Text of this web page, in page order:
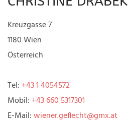
Kreuzgasse 7
1180 Wien
Österreich
Tel: +43 1 4054572
Mobil: +43 660 5317301
E-Mail:wiener.geflecht@gmx.at